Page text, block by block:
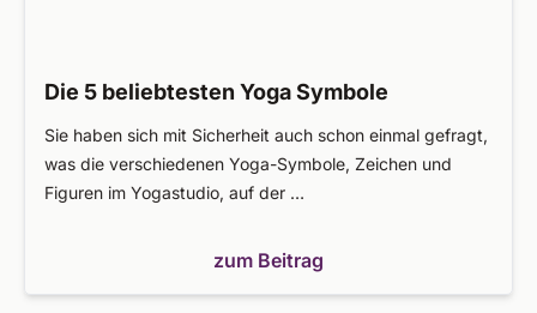
Die 5 beliebtesten Yoga Symbole
Sie haben sich mit Sicherheit auch schon einmal gefragt,
was die verschiedenen Yoga-Symbole, Zeichen und
Figuren im Yogastudio, auf der …
zum Beitrag